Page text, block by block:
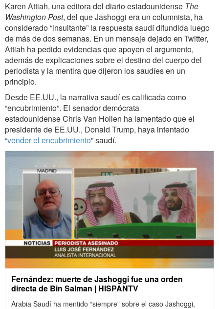
Karen Attiah, una editora del diario estadounidense The
Washington Post, del que Jashoggi era un columnista, ha
considerado “insultante” la respuesta saudí difundida luego
de más de dos semanas. En un mensaje dejado en Twitter,
Attiah ha pedido evidencias que apoyen el argumento,
además de explicaciones sobre el destino del cuerpo del
periodista y la mentira que dijeron los saudíes en un
principio.
Desde EE.UU., la narrativa saudí es calificada como
“encubrimiento”. El senador demócrata
estadounidense Chris Van Hollen ha lamentado que el
presidente de EE.UU., Donald Trump, haya intentado
“vender el encubrimiento” saudí.
Fernández: muerte de Jashoggi fue una orden
directa de Bin Salman | HISPANTV
Arabia Saudí ha mentido “siempre” sobre el caso Jashoggi,